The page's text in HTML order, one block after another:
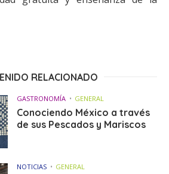
RELACIONADO
GASTRONOMÍA GENERAL
Conociendo México a través
de sus Pescados y Mariscos
NOTICIAS GENERAL